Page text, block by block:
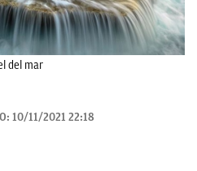
del mar
10/11/2021 22:18